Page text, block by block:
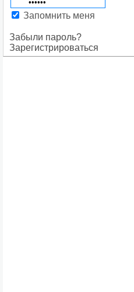
Запомнить меня
Забыли пароль?
Зарегистрироваться